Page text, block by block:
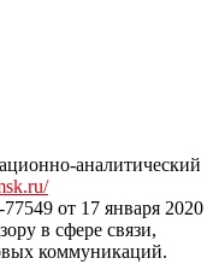
области на сайте
аналитический
от 17 января 2020
в сфере связи,
коммуникаций.